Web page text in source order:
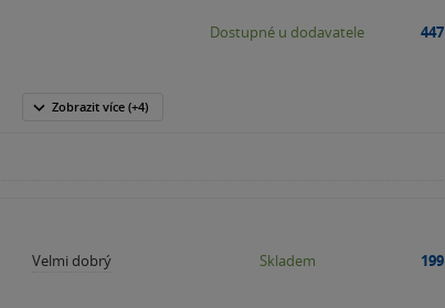
Dostupné u dodavatele
Zobrazit více (+4)
Velmi dobrý Skladem